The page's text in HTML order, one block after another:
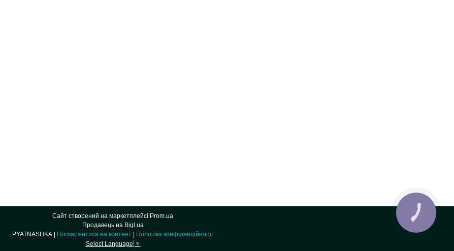
Сайт створений на маркетплейсі Prom.ua
Продавець на Bigl.ua
Поскаржитися на контент
Політика конфіденційності
Select Language ▼
КНОПКА
ЗВ'ЯЗКУ